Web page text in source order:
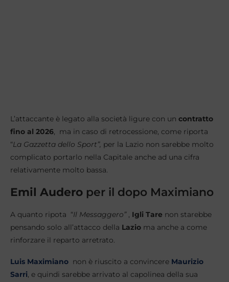
L’attaccante è legato alla società ligure con un contratto
fino al 2026, ma in caso di retrocessione, come riporta
“La Gazzetta dello Sport”, per la Lazio non sarebbe molto
complicato portarlo nella Capitale anche ad una cifra
relativamente molto bassa.
Emil Audero per il dopo Maximiano
A quanto ripota “Il Messaggero” , Igli Tare non starebbe
pensando solo all’attacco della Lazio ma anche a come
rinforzare il reparto arretrato.
Luis Maximiano non è riuscito a convincere Maurizio
Sarri, e quindi sarebbe arrivato al capolinea della sua